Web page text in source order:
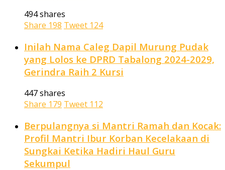
494 shares
Share 198 Tweet 124
Inilah Nama Caleg Dapil Murung Pudak
yang Lolos ke DPRD Tabalong 2024-2029,
Gerindra Raih 2 Kursi
447 shares
Share 179 Tweet 112
Berpulangnya si Mantri Ramah dan Kocak:
Profil Mantri Ibur Korban Kecelakaan di
Sungkai Ketika Hadiri Haul Guru
Sekumpul